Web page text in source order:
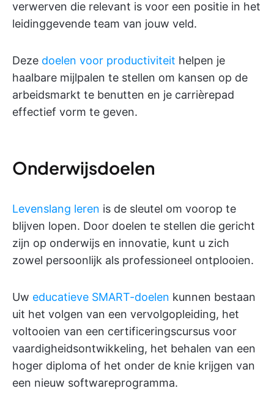
verwerven die relevant is voor een positie in het
leidinggevende team van jouw veld.
Deze doelen voor productiviteit helpen je
haalbare mijlpalen te stellen om kansen op de
arbeidsmarkt te benutten en je carrièrepad
effectief vorm te geven.
Onderwijsdoelen
Levenslang leren is de sleutel om voorop te
blijven lopen. Door doelen te stellen die gericht
zijn op onderwijs en innovatie, kunt u zich
zowel persoonlijk als professioneel ontplooien.
Uw educatieve SMART-doelen kunnen bestaan
uit het volgen van een vervolgopleiding, het
voltooien van een certificeringscursus voor
vaardigheidsontwikkeling, het behalen van een
hoger diploma of het onder de knie krijgen van
een nieuw softwareprogramma.